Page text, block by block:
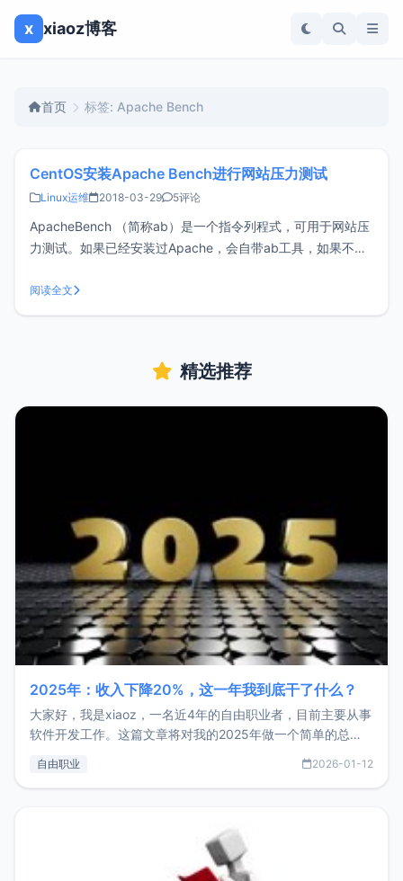
x xiaoz博客
首页 标签: Apache Bench
CentOS安装Apache Bench进行网站压力测试
Linux运维 2018-03-29 5评论
ApacheBench （简称ab）是一个指令列程式，可用于网站压
力测试。如果已经安装过Apache，会自带ab工具，如果不想
ApacheBench安装#安装相关依赖 yum -y install apr-util
yum -y insta
阅读全文
精选推荐
2025年：收入下降20%，这一年我到底干了什么？
大家好，我是xiaoz，一名近4年的自由职业者，目前主要从事
软件开发工作。这篇文章将对我的2025年做一个简单的总
收入下降20%，但却过得很充实，2026年不求突破，但求保
自由职业 2026-01-12